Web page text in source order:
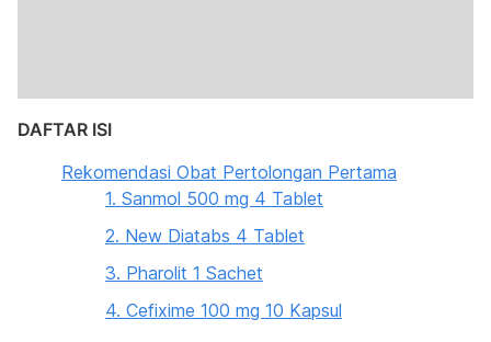
DAFTAR ISI
Rekomendasi Obat Pertolongan Pertama
1. Sanmol 500 mg 4 Tablet
2. New Diatabs 4 Tablet
3. Pharolit 1 Sachet
4. Cefixime 100 mg 10 Kapsul